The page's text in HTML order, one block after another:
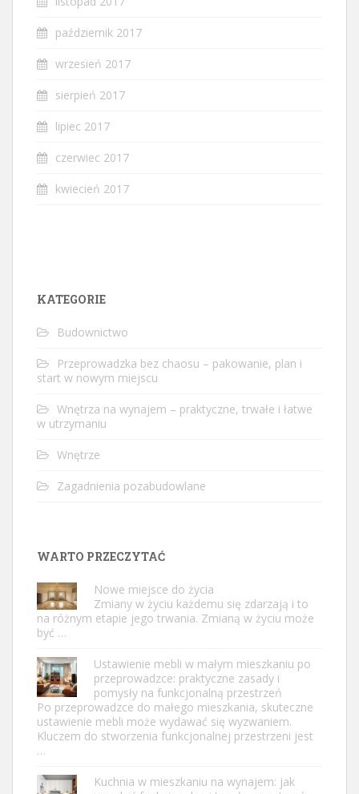
październik 2017
wrzesień 2017
sierpień 2017
lipiec 2017
czerwiec 2017
kwiecień 2017
KATEGORIE
Budownictwo
Przeprowadzka bez chaosu – pakowanie, plan i
start w nowym miejscu
Wnętrza na wynajem – praktyczne, trwałe i łatwe
w utrzymaniu
Wnętrze
Zagadnienia pozabudowlane
WARTO PRZECZYTAĆ
Nowe miejsce do życia
Zmiany w życiu każdemu się zdarzają i to
na różnym etapie jego trwania. Zmianą w życiu może
być …
Ustawienie mebli w małym mieszkaniu po
przeprowadzce: praktyczne zasady i
pomysły na funkcjonalną przestrzeń
Po przeprowadzce do małego mieszkania, skuteczne
ustawienie mebli może wydawać się wyzwaniem.
Kluczem do stworzenia funkcjonalnej przestrzeni jest
…
Kuchnia w mieszkaniu na wynajem: jak